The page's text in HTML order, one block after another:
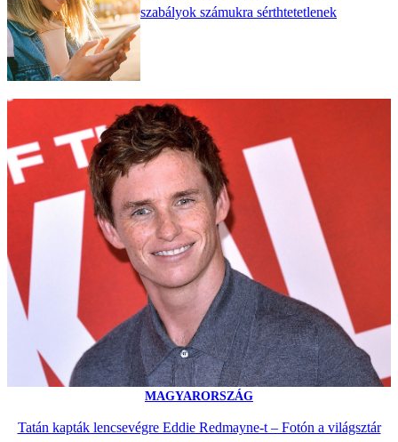
szabályok számukra sérthtetetlenek
MAGYARORSZÁG
Tatán kapták lencsevégre Eddie Redmayne-t – Fotón a világsztár